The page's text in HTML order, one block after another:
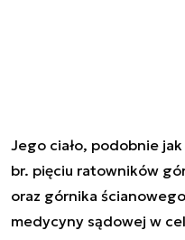
Jego ciało, podobnie
br. pięciu ratowników
oraz górnika
medycyny sądowej w